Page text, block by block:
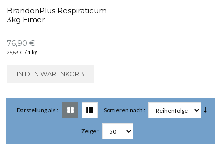
BrandonPlus Respiraticum
3kg Eimer
76,90 €
25,63 € / 1 kg
IN DEN WARENKORB
Darstellung als : Sortieren nach :
Zeige :